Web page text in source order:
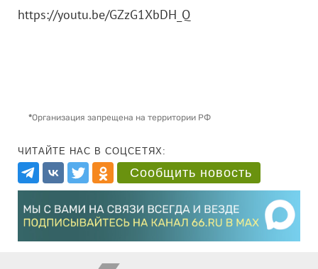
https://youtu.be/GZzG1XbDH_Q
*Организация запрещена на территории РФ
ЧИТАЙТЕ НАС В СОЦСЕТЯХ:
Сообщить новость